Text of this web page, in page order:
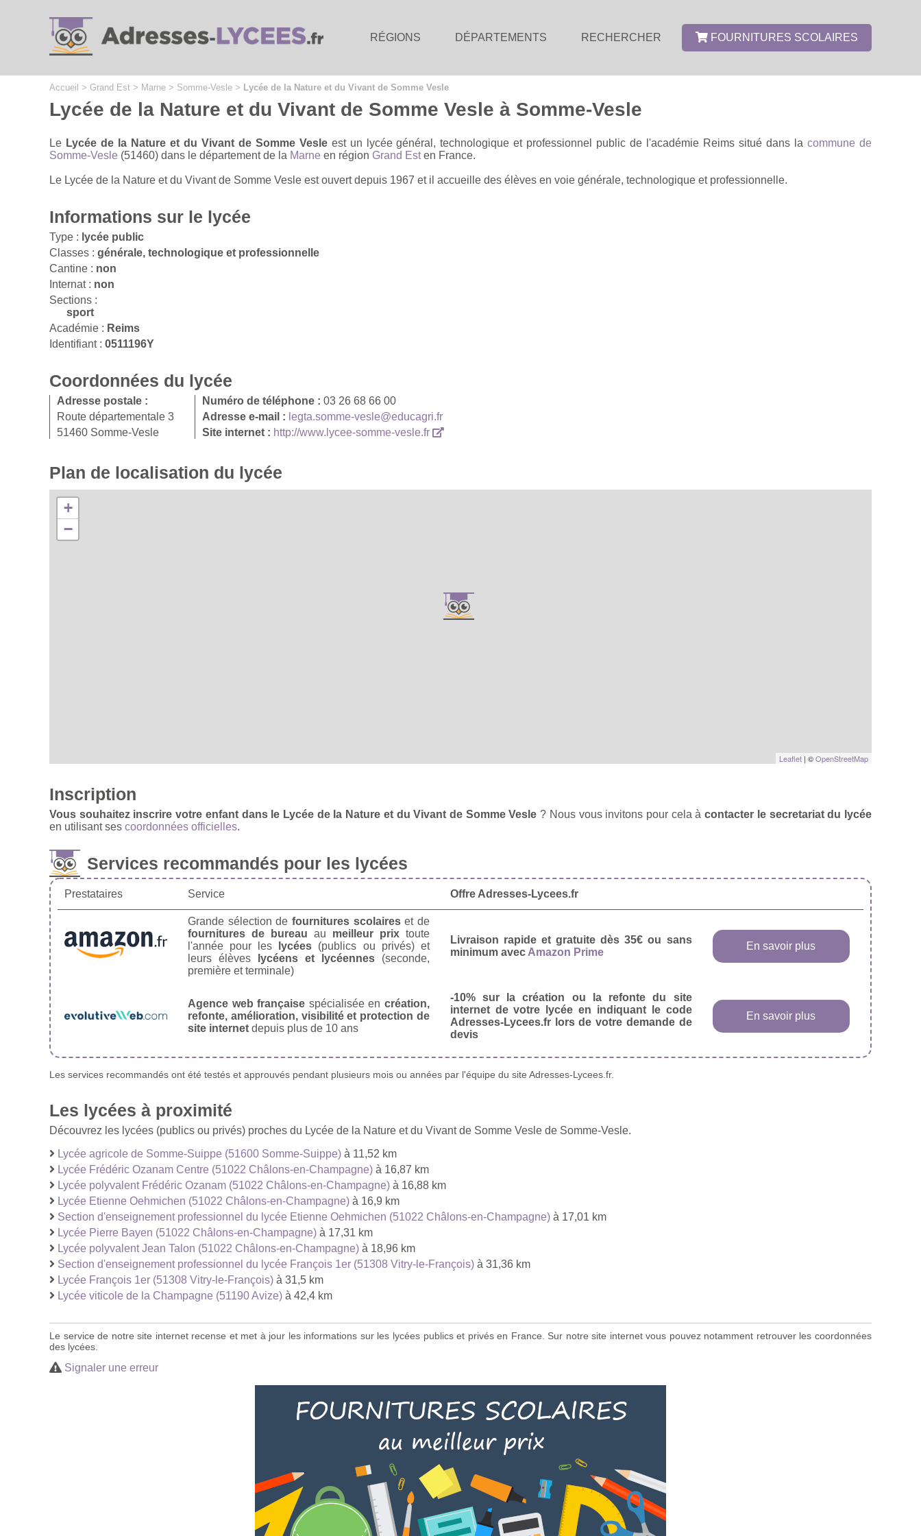
RÉGIONS DÉPARTEMENTS RECHERCHER FOURNITURES SCOLAIRES
Accueil > Grand Est > Marne > Somme-Vesle > Lycée de la Nature et du Vivant de Somme Vesle
Lycée de la Nature et du Vivant de Somme Vesle à Somme-Vesle
Le Lycée de la Nature et du Vivant de Somme Vesleest un lycée général, technologique et professionnel public de l'académie Reims situé dans lacommune de
Somme-Vesle (51460) dans le département de la Marne en région Grand Esten France.
Le Lycée de la Nature et du Vivant de Somme Vesle est ouvert depuis 1967 et il accueille des élèves en voie générale, technologique et professionnelle.
Informations sur le lycée
Type : lycée public
Classes : générale, technologique et professionnelle
Cantine : non
Internat : non
Sections :
sport
Académie : Reims
Identifiant : 0511196Y
Coordonnées du lycée
Adresse postale :
Route départementale 3
51460 Somme-Vesle
Numéro de téléphone : 03 26 68 66 00
Adresse e-mail : legta.somme-vesle@educagri.fr
Site internet : http://www.lycee-somme-vesle.fr
Plan de localisation du lycée
+
−
Leaflet | ©OpenStreetMap
Inscription
Vous souhaitez inscrire votre enfant dans le Lycée de la Nature et du Vivant de Somme Vesle ? Nous vous invitons pour cela àcontacter le secretariat du lycée
en utilisant ses coordonnées officielles.
Services recommandés pour les lycées
Prestataires Service Offre Adresses-Lycees.fr
Grande sélection de fournitures scolaireset de
fournitures de bureau au meilleur prixtoute
l'année pour les
lycées (publics ou privés) et
leurs élèves
lycéens et lycéennes(seconde,
première et terminale)
Livraison rapide et gratuite dès 35€ ou sans
minimum avec Amazon Prime
En savoir plus
Agence web française spécialisée en création,
refonte, amélioration, visibilité et protection de
site internet depuis plus de 10 ans
-10% sur la création ou la refonte du site
internet de votre lycée en indiquant le code
Adresses-Lycees.fr lors de votre demande de
devis
En savoir plus
Les services recommandés ont été testés et approuvés pendant plusieurs mois ou années par l'équipe du site Adresses-Lycees.fr.
Les lycées à proximité
Découvrez les lycées (publics ou privés) proches du Lycée de la Nature et du Vivant de Somme Vesle de Somme-Vesle.
Lycée agricole de Somme-Suippe (51600 Somme-Suippe) à 11,52 km
Lycée Frédéric Ozanam Centre (51022 Châlons-en-Champagne) à 16,87 km
Lycée polyvalent Frédéric Ozanam (51022 Châlons-en-Champagne) à 16,88 km
Lycée Etienne Oehmichen (51022 Châlons-en-Champagne) à 16,9 km
Section d'enseignement professionnel du lycée Etienne Oehmichen (51022 Châlons-en-Champagne) à 17,01 km
Lycée Pierre Bayen (51022 Châlons-en-Champagne) à 17,31 km
Lycée polyvalent Jean Talon (51022 Châlons-en-Champagne) à 18,96 km
Section d'enseignement professionnel du lycée François 1er (51308 Vitry-le-François) à 31,36 km
Lycée François 1er (51308 Vitry-le-François) à 31,5 km
Lycée viticole de la Champagne (51190 Avize) à 42,4 km
Le service de notre site internet recense et met à jour les informations sur les lycées publics et privés en France. Sur notre site internet vous pouvez notamment retrouver les coordonnées
des lycées.
Signaler une erreur